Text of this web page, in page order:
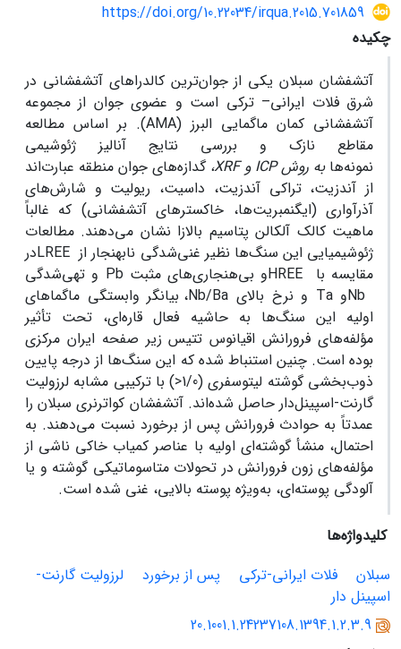
https://doi.org/10.22034/irqua.2015.701859
چکیده
آتشفشان سبلان یکی از جوان‌ترین کالدراهای آتشفشانی در
شرق فلات ایرانی– ترکی است و عضوی جوان از مجموعه
آتشفشانی کمان ماگمایی البرز (AMA). بر اساس مطالعه
مقاطع نازک و بررسی نتایج آنالیز ژئوشیمی
نمونه‌هابه روشICP وXRF،گدازه‌های جوان منطقه عبارت‌اند
از آندزیت، تراکی آندزیت، داسیت، ریولیت و شارش‌های
آذرآواری (ایگنمبریت‌ها، خاکسترهای آتشفشانی) که غالباً
ماهیت کالک آلکالن پتاسیم بالازا نشان می‌دهند. مطالعات
ژئوشیمیایی این سنگ‌ها نظیر غنی‌شدگی نابهنجار از LREEدر
مقایسه با HREEو بی‌هنجاری‌های مثبت Pb و تهی‌شدگی
NbوTa و نرخ بالای Ba
/
Nb، بیانگر وابستگی ماگماهای
اولیه این سنگ‌ها به حاشیه فعال قاره‌ای، تحت تأثیر
مؤلفه‌های فرورانش اقیانوس تتیس زیر صفحه ایران مرکزی
بوده است. چنین استنباط شده که این سنگ‌ها از درجه پایین
ذوب‌بخشی گوشته لیتوسفری (1/0<) با ترکیبی مشابه لرزولیت
گارنت-اسپینل‌دار حاصل شده‌اند. آتشفشان کواترنری سبلان را
عمدتاً به حوادث فرورانش پس از برخورد نسبت می‌دهند. به
احتمال، منشأ گوشته‌ای اولیه با عناصر کمیاب خاکی ناشی از
مؤلفه‌های زون فرورانش در تحولات متاسوماتیکی گوشته و یا
آلودگی پوسته‌ای، به‌ویژه پوسته بالایی، غنی شده است.
کلیدواژه‌ها
سبلان
فلات ایرانی-ترکی پس از برخورد
لرزولیت گارنت-
اسپینل دار
20.1001.1.24237108.1394.1.2.3.9